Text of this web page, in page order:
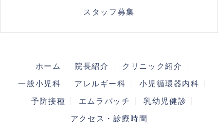
スタッフ 募集
ホーム 院長紹介
クリニック紹介
一般小児科
アレルギー科
小児循環器内科
予防接種
エムラパッチ
乳幼児健診
アクセス・診療時間